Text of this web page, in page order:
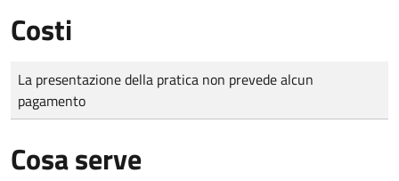
Costi
Tipo di pagamento
Importo
La presentazione della pratica non prevede alcun
pagamento
Cosa serve